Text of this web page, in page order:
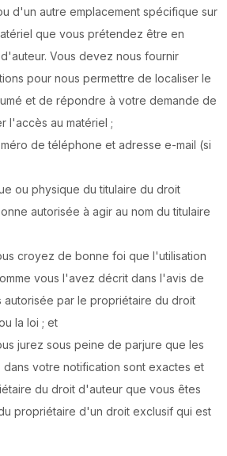
d'un autre emplacement spécifique sur
que vous prétendez être en
Vous devez nous fournir
pour nous permettre de localiser le
et de répondre à votre demande de
l'accès au matériel ;
de téléphone et adresse e-mail (si
ou physique du titulaire du droit
autorisée à agir au nom du titulaire
croyez de bonne foi que l'utilisation
vous l'avez décrit dans l'avis de
par le propriétaire du droit
la loi ; et
jurez sous peine de parjure que les
dans votre notification sont exactes et
du droit d'auteur que vous êtes
propriétaire d'un droit exclusif qui est